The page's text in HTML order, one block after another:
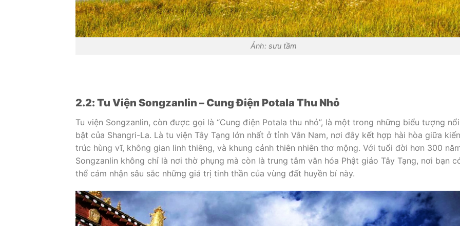
Ảnh: sưu tầm
2.2: Tu Viện Songzanlin – Cung Điện Potala Thu Nhỏ
Tu viện Songzanlin, còn được gọi là “Cung điện Potala thu nhỏ”, là một trong những biểu tượng nổi
bật của Shangri-La. Là tu viện Tây Tạng lớn nhất ở tỉnh Vân Nam, nơi đây kết hợp hài hòa giữa kiến
trúc hùng vĩ, không gian linh thiêng, và khung cảnh thiên nhiên thơ mộng. Với tuổi đời hơn 300
Songzanlin không chỉ là nơi thờ phụng mà còn là trung tâm văn hóa Phật giáo Tây Tạng, nơi bạn
thể cảm nhận sâu sắc những giá trị tinh thần của vùng đất huyền bí này.